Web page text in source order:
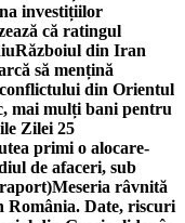
investițiilor
că ratingul
Războiul din Iran
să mențină
din Orientul
mai mulți bani pentru
Zilei 25
primi o alocare-
de afaceri, sub
Meseria râvnită
România. Date, riscuri